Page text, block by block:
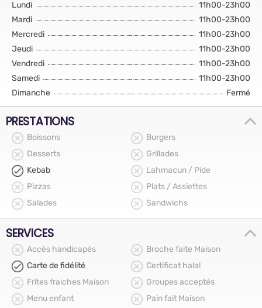
Lundi
11h00-23h00
Mardi
11h00-23h00
Mercredi
11h00-23h00
Jeudi
11h00-23h00
Vendredi
11h00-23h00
Samedi
11h00-23h00
Dimanche
Fermé
PRESTATIONS
Boissons
Burgers
Desserts
Grillades
Kebab
Lahmacun / Pide
Pizzas
Plats / Assiettes
Salades
Sandwichs
SERVICES
Accès handicapés
Broche faite Maison
Carte de fidélité
Certificat halal
Frîtes fraiches Maison
Groupes acceptés
Menu enfant
Pain fait Maison